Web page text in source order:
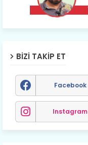
BIZI TAKIP ET
Facebook
Instagram